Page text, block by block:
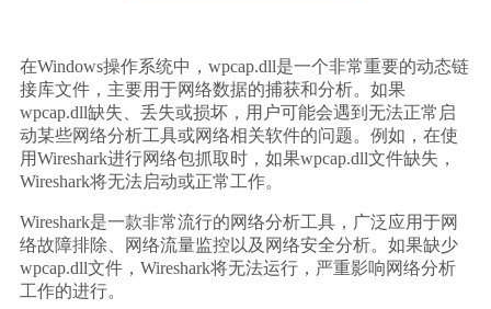
在Windows操作系统中，wpcap.dll是一个非常重要的动态链
接库文件，主要用于网络数据的捕获和分析。如果
wpcap.dll缺失、丢失或损坏，用户可能会遇到无法正常启
动某些网络分析工具或网络相关软件的问题。例如，在使
用Wireshark进行网络包抓取时，如果wpcap.dll文件缺失，
Wireshark将无法启动或正常工作。
Wireshark是一款非常流行的网络分析工具，广泛应用于网
络故障排除、网络流量监控以及网络安全分析。如果缺少
wpcap.dll文件，Wireshark将无法运行，严重影响网络分析
工作的进行。